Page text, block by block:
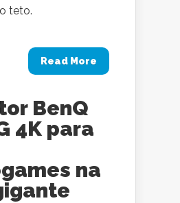
teto.
Read More
BenQ
4K para
na